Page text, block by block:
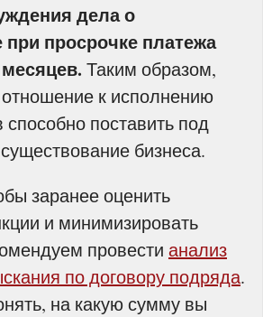
дела о
при просрочке платежа
Таким образом,
к исполнению
способно поставить под
бизнеса.
заранее оценить
и минимизировать
провести анализ
по договору подряда.
на какую сумму вы